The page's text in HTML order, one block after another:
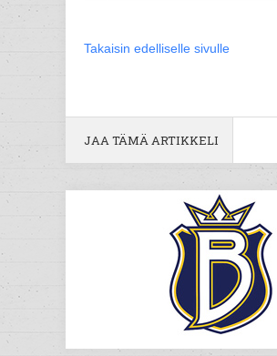
Takaisin edelliselle sivulle
JAA TÄMÄ ARTIKKELI